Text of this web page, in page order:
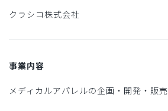
クラシコ株式会社
事業内容
メディカルアパレルの企画・開発・販売